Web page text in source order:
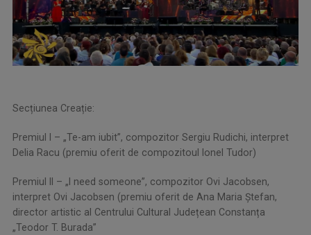
Secțiunea Creație:
Premiul I – „Te-am iubit”, compozitor Sergiu Rudichi, interpret
Delia Racu (premiu oferit de compozitoul Ionel Tudor)
Premiul II – „I need someone”, compozitor Ovi Jacobsen,
interpret Ovi Jacobsen (premiu oferit de Ana Maria Ștefan,
director artistic al Centrului Cultural Județean Constanța
„Teodor T. Burada”